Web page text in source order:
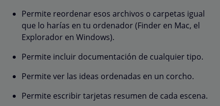
Permite reordenar esos archivos o carpetas igual
que lo harías en tu ordenador (Finder en Mac, el
Explorador en Windows).
Permite incluir documentación de cualquier tipo.
Permite ver las ideas ordenadas en un corcho.
Permite escribir tarjetas resumen de cada escena.